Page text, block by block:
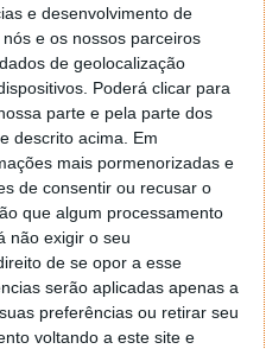
e desenvolvimento de
e os nossos parceiros
de geolocalização
Poderá clicar para
parte e pela parte dos
descrito acima. Em
mais pormenorizadas e
de consentir ou recusar o
que algum processamento
não exigir o seu
de se opor a esse
serão aplicadas apenas a
preferências ou retirar seu
voltando a este site e
de 2005 às 01:39
Seja como for segue por mail
de 2005 às 11:21
falei. Faz da seguinte maneira,
janela com o botão direito do
no separador Menu ‘Iniciar’
aí encontrarás no separador
o Browser com que queres